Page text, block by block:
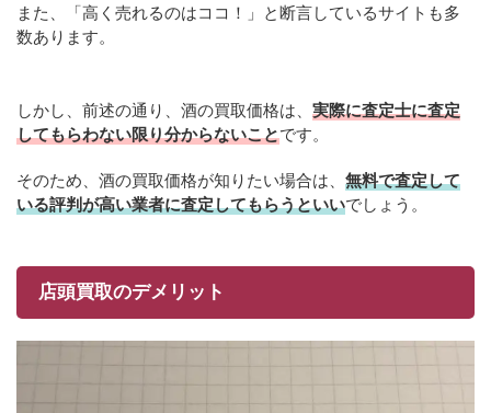
また、「高く売れるのはココ！」と断言しているサイトも多
数あります。
しかし、前述の通り、酒の買取価格は、 実際に査定士に査定
してもらわない限り分からないことです。
そのため、酒の買取価格が知りたい場合は、 無料で査定して
いる評判が高い業者に査定してもらうといいでしょう。
店頭買取のデメリット